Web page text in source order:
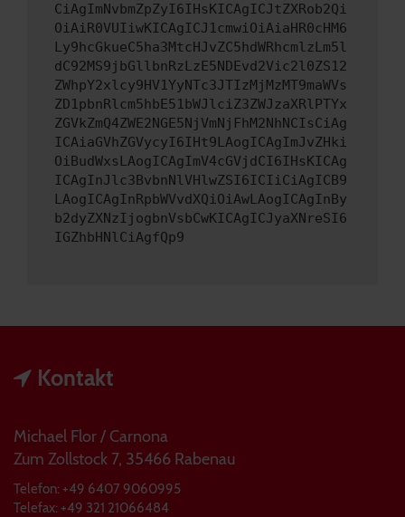
CiAgImNvbmZpZyI6IHsKICAgICJtZXRob2Qi
OiAiR0VUIiwKICAgICJ1cmwiOiAiaHR0cHM6
Ly9hcGkueC5ha3MtcHJvZC5hdWRhcmlzLm5l
dC92MS9jbGllbnRzLzE5NDEvd2Vic2l0ZS12
ZWhpY2xlcy9HV1YyNTc3JTIzMjMzMT9maWVs
ZD1pbnRlcm5hbE51bWJlciZ3ZWJzaXRlPTYx
ZGVkZmQ4ZWE2NGE5NjVmNjFhM2NhNCIsCiAg
ICAiaGVhZGVycyI6IHt9LAogICAgImJvZHki
OiBudWxsLAogICAgImV4cGVjdCI6IHsKICAg
ICAgInJlc3BvbnNlVHlwZSI6ICIiCiAgICB9
LAogICAgInRpbWVvdXQiOiAwLAogICAgInBy
b2dyZXNzIjogbnVsbCwKICAgICJyaXNreSI6
IGZhbHNlCiAgfQp9
Kontakt
Michael Flor / Carnona
Zum Zollstock 7, 35466 Rabenau
Telefon: +49 6407 9060995
Telefax: +49 321 21066484